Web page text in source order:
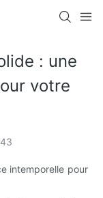
: une
votre
43
intemporelle pour